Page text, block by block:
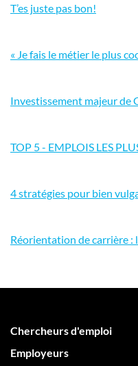
T’es juste pas bon!
« Je fais le métier le plus
Investissement majeur de
TOP 5 - EMPLOIS LES
4 stratégies pour bien
Réorientation de carrière :
Chercheurs d'emploi
Employeurs